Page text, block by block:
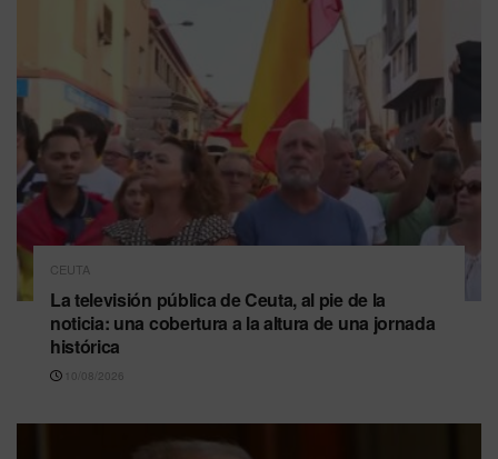
CEUTA
La televisión pública de Ceuta, al pie de la
noticia: una cobertura a la altura de una jornada
histórica
10/08/2026